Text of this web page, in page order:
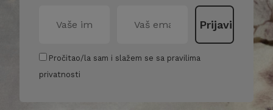
Pročitao/la sam i slažem se sa pravilima
privatnosti